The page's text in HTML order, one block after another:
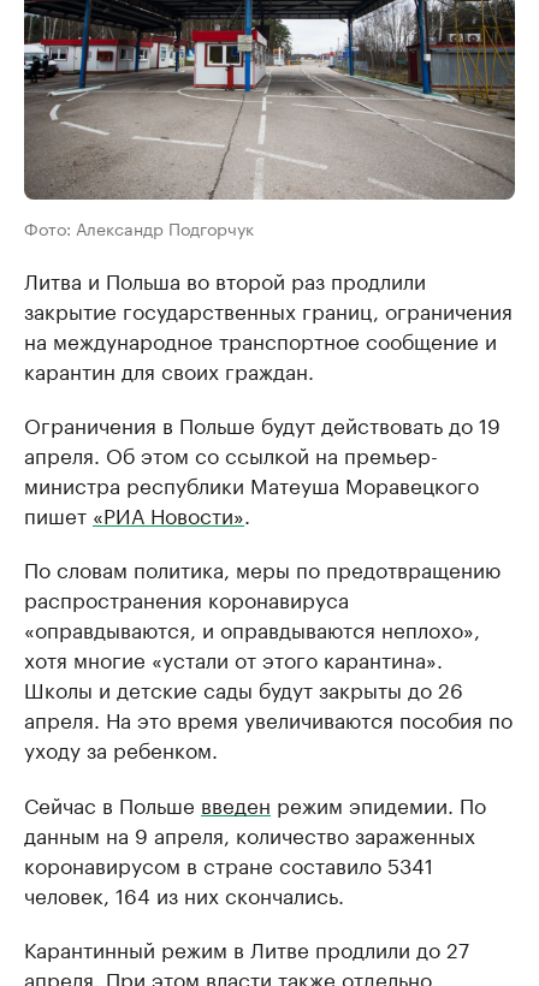
Фото: Александр Подгорчук
Литва и Польша во второй раз продлили
закрытие государственных границ, ограничения
на международное транспортное сообщение и
карантин для своих граждан.
Ограничения в Польше будут действовать до 19
апреля. Об этом со ссылкой на премьер-
министра республики Матеуша Моравецкого
пишет «РИА Новости».
По словам политика, меры по предотвращению
распространения коронавируса
«оправдываются, и оправдываются неплохо»,
хотя многие «устали от этого карантина».
Школы и детские сады будут закрыты до 26
апреля. На это время увеличиваются пособия по
уходу за ребенком.
Сейчас в Польше введен режим эпидемии. По
данным на 9 апреля, количество зараженных
коронавирусом в стране составило 5341
человек, 164 из них скончались.
Карантинный режим в Литве продлили до 27
апреля. При этом власти также отдельно